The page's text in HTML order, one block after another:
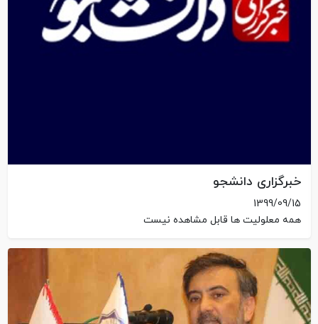
خبرگزاری دانشجو
1399/09/15
همه معلولیت ها قابل مشاهده نیست